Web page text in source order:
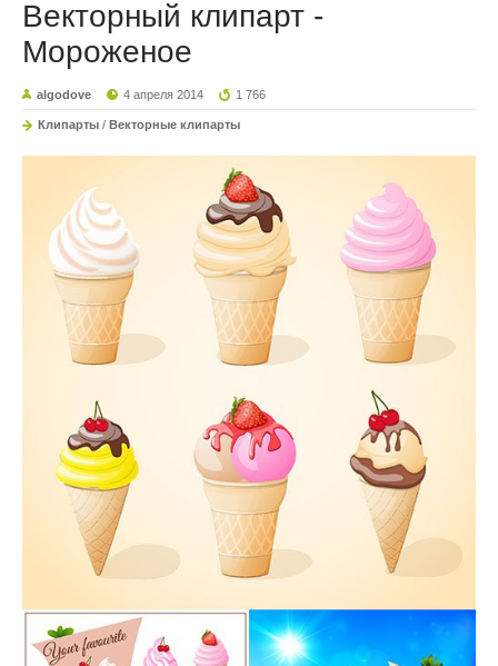
Векторный клипарт -
Мороженое
algodove 4 апреля 2014 1 766
Клипарты / Векторные клипарты